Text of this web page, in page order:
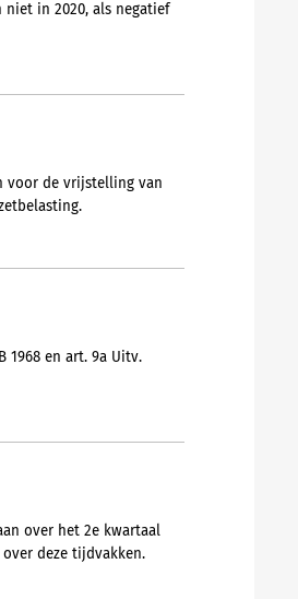
in 2020, als negatief
voor de vrijstelling van
1968 en art. 9a Uitv.
over het 2e kwartaal
deze tijdvakken.